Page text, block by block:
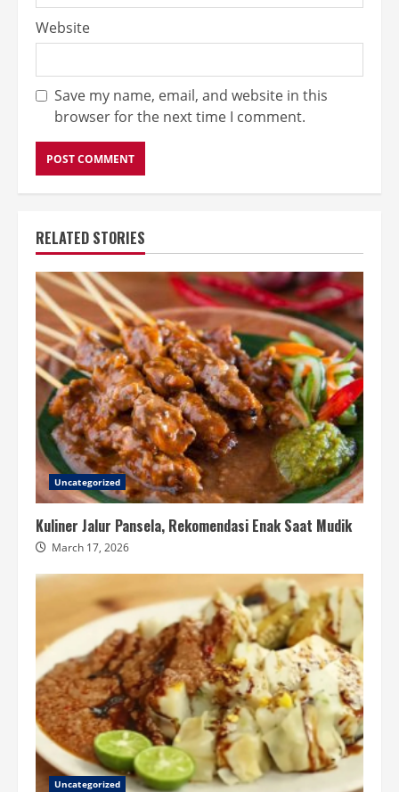
Website
Save my name, email, and website in this
browser for the next time I comment.
RELATED STORIES
Uncategorized
Kuliner Jalur Pansela, Rekomendasi Enak Saat Mudik
March 17, 2026
Uncategorized